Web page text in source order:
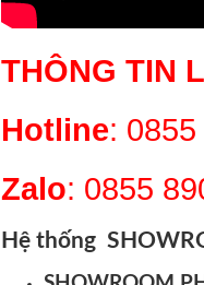
THÔNG TIN
Hotline:
Zalo: 0855
Hệ thống